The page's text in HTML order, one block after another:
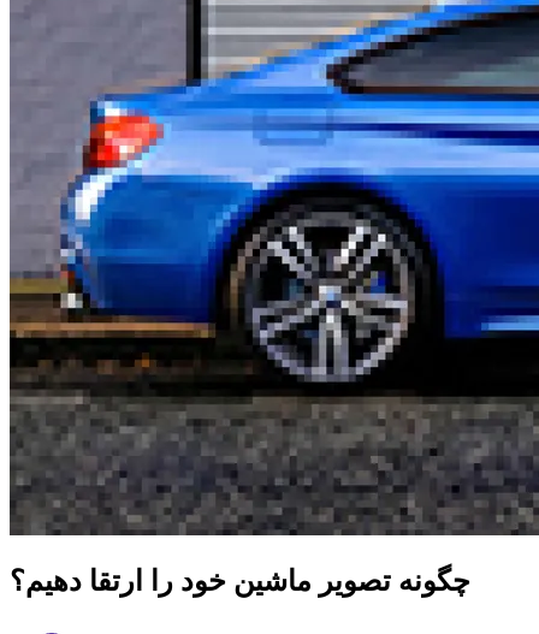
چگونه تصویر ماشین خود را ارتقا دهیم؟